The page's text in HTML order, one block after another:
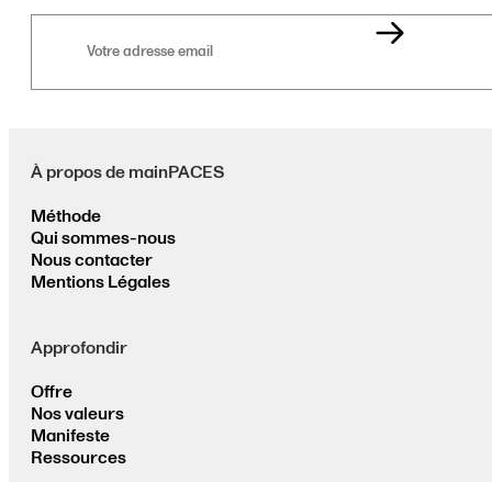
Votre
À propos de mainPACES
Méthode
Qui sommes-nous
Nous contacter
Mentions Légales
Approfondir
Offre
Nos valeurs
Manifeste
Ressources